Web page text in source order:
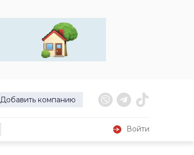
Добавить компанию
Войти